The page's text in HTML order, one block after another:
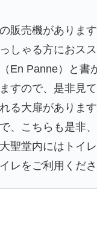
販売機がありま
しゃる方におス
En Panne）と
すので、是非見
る大扉がありま
、こちらも是非
聖堂内にはトイ
レをご利用くださ